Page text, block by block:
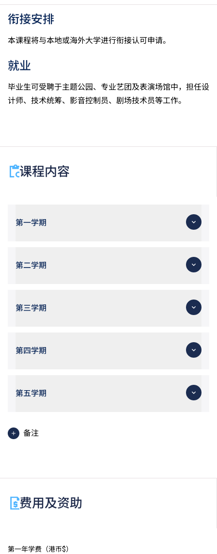
绩，于申请入学时会被视为等同香港中学文凭考试科目
成绩达「第二级」。
如五科香港中学文凭考试的其中一科为公民与社会发展
科，一般入学条件为在该科取得「达标」成绩，以及在
其他四个香港中学文凭考试科目（包括中国语文和英国
语文）取得第二级或以上成绩。另外，数学科延伸部分
（单元一或单元二）第二级或以上成绩亦被接受为一般
入学条件中的五科之一。如申请人同时持有单元一及单
元二成绩，于申请入学时只计算成绩较佳的一个单元。
申请人所递交的工作经验及／或资历，会经有关学系作
个别评核。
衔接安排
本课程将与本地或海外大学进行衔接认可申请。
就业
毕业生可受聘于主题公园、专业艺团及表演场馆中，担任设
计师、技术统筹、影音控制员、剧场技术员等工作。
课程内容
第一学期
第二学期
第三学期
第四学期
第五学期
备注
港话剧团、中英剧团及其他专业艺团作职前实习。
费用及资助
第一年学费（港币$）